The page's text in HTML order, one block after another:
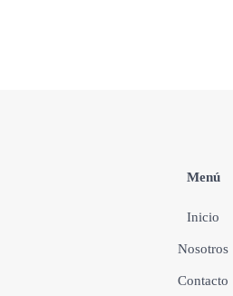
Menú
Inicio
Nosotros
Contacto